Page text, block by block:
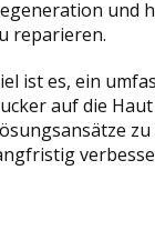
und
reparieren.
ist es, ein
auf die